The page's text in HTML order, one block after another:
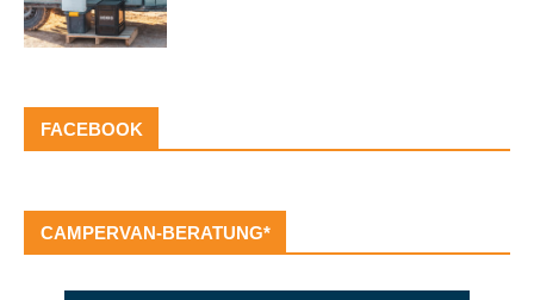
FACEBOOK
CAMPERVAN-BERATUNG*